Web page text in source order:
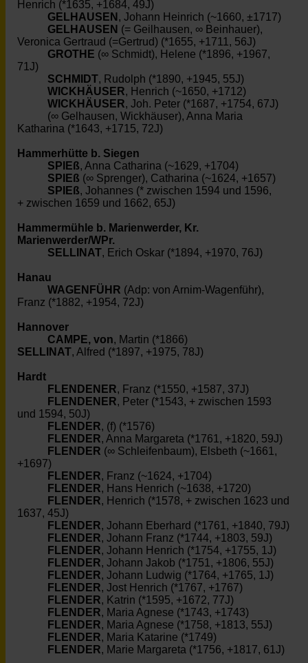
Henrich (*1635, +1684, 49J)
GELHAUSEN , Johann Heinrich (~1660, ±1717)
GELHAUSEN (= Geilhausen, ∞ Beinhauer),
Veronica Gertraud (=Gertrud) (*1655, +1711, 56J)
GROTHE (∞ Schmidt), Helene (*1896, +1967,
71J)
SCHMIDT, Rudolph (*1890, +1945, 55J)
WICKHÄUSER, Henrich (~1650, +1712)
WICKHÄUSER, Joh. Peter (*1687, +1754, 67J)
(∞ Gelhausen, Wickhäuser), Anna Maria
Katharina (*1643, +1715, 72J)
Hammerhütte b. Siegen
SPIEß, Anna Catharina (~1629, +1704)
SPIEß (∞ Sprenger), Catharina (~1624, +1657)
SPIEß, Johannes (* zwischen 1594 und 1596,
+ zwischen 1659 und 1662, 65J)
Hammermühle b. Marienwerder, Kr.
Marienwerder/WPr.
SELLINAT, Erich Oskar (*1894, +1970, 76J)
Hanau
WAGENFÜHR (Adp: von Arnim-Wagenführ),
Franz (*1882, +1954, 72J)
Hannover
CAMPE, von, Martin (*1866)
SELLINAT, Alfred (*1897, +1975, 78J)
Hardt
FLENDENER, Franz (*1550, +1587, 37J)
FLENDENER, Peter (*1543, + zwischen 1593
und 1594, 50J)
FLENDER, (f) (*1576)
FLENDER, Anna Margareta (*1761, +1820, 59J)
FLENDER (∞ Schleifenbaum), Elsbeth (~1661,
+1697)
FLENDER, Franz (~1624, +1704)
FLENDER, Hans Henrich (~1638, +1720)
FLENDER, Henrich (*1578, + zwischen 1623 und
1637, 45J)
FLENDER, Johann Eberhard (*1761, +1840, 79J)
FLENDER, Johann Franz (*1744, +1803, 59J)
FLENDER, Johann Henrich (*1754, +1755, 1J)
FLENDER, Johann Jakob (*1751, +1806, 55J)
FLENDER, Johann Ludwig (*1764, +1765, 1J)
FLENDER, Jost Henrich (*1767, +1767)
FLENDER, Katrin (*1595, +1672, 77J)
FLENDER, Maria Agnese (*1743, +1743)
FLENDER, Maria Agnese (*1758, +1813, 55J)
FLENDER, Maria Katarine (*1749)
FLENDER, Marie Margareta (*1756, +1817, 61J)